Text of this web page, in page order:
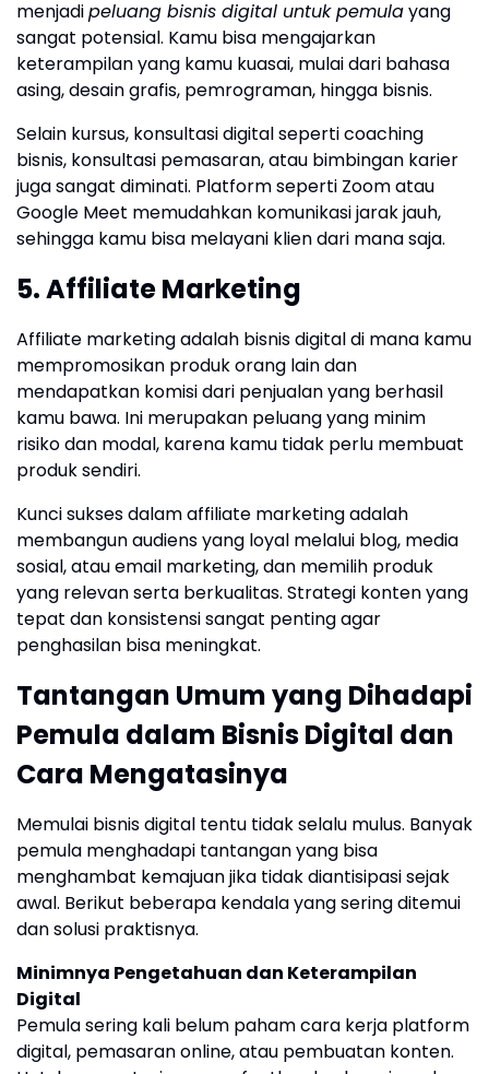
menjadipeluang bisnis digital untuk pemulayang
sangat potensial. Kamu bisa mengajarkan
keterampilan yang kamu kuasai, mulai dari bahasa
asing, desain grafis, pemrograman, hingga bisnis.
Selain kursus, konsultasi digital seperti coaching
bisnis, konsultasi pemasaran, atau bimbingan karier
juga sangat diminati. Platform seperti Zoom atau
Google Meet memudahkan komunikasi jarak jauh,
sehingga kamu bisa melayani klien dari mana saja.
5. Affiliate Marketing
Affiliate marketing adalah bisnis digital di mana kamu
mempromosikan produk orang lain dan
mendapatkan komisi dari penjualan yang berhasil
kamu bawa. Ini merupakan peluang yang minim
risiko dan modal, karena kamu tidak perlu membuat
produk sendiri.
Kunci sukses dalam affiliate marketing adalah
membangun audiens yang loyal melalui blog, media
sosial, atau email marketing, dan memilih produk
yang relevan serta berkualitas. Strategi konten yang
tepat dan konsistensi sangat penting agar
penghasilan bisa meningkat.
Tantangan Umum yang Dihadapi
Pemula dalam Bisnis Digital dan
Cara Mengatasinya
Memulai bisnis digital tentu tidak selalu mulus. Banyak
pemula menghadapi tantangan yang bisa
menghambat kemajuan jika tidak diantisipasi sejak
awal. Berikut beberapa kendala yang sering ditemui
dan solusi praktisnya.
Minimnya Pengetahuan dan Keterampilan
Digital
Pemula sering kali belum paham cara kerja platform
digital, pemasaran online, atau pembuatan konten.